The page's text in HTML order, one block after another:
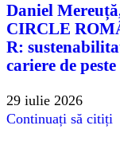
Daniel
CIRCLE
R:
cariere de
29 iulie 2026
Continuați să citiți